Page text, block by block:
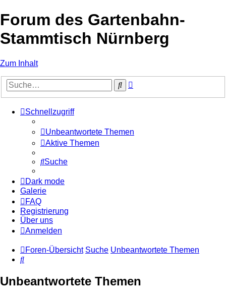
Forum des Gartenbahn-
Stammtisch Nürnberg
Zum Inhalt
Suche
Schnellzugriff
Unbeantwortete Themen
Aktive Themen
Suche
Dark mode
Galerie
FAQ
Registrierung
Über uns
Anmelden
Foren-Übersicht Suche Unbeantwortete Themen
Suche
Unbeantwortete Themen